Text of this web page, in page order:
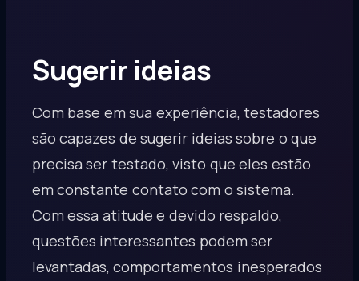
Sugerir ideias
Com base em sua experiência, testadores
são capazes de sugerir ideias sobre o que
precisa ser testado, visto que eles estão
em constante contato com o sistema.
Com essa atitude e devido respaldo,
questões interessantes podem ser
levantadas, comportamentos inesperados